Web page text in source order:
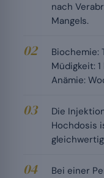
nach
Mangels.
Biochemie:
Müdigkeit:
Anämie:
Die
Hochdosis
Bei einer